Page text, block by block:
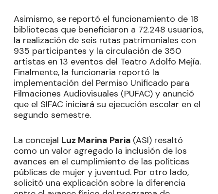
Asimismo, se reportó el funcionamiento de 18
bibliotecas que beneficiaron a 72.248 usuarios,
la realización de seis rutas patrimoniales con
935 participantes y la circulación de 350
artistas en 13 eventos del Teatro Adolfo Mejía.
Finalmente, la funcionaria reportó la
implementación del Permiso Unificado para
Filmaciones Audiovisuales (PUFAC) y anunció
que el SIFAC iniciará su ejecución escolar en el
segundo semestre.
La concejal Luz Marina Paria (ASI) resaltó
como un valor agregado la inclusión de los
avances en el cumplimiento de las políticas
públicas de mujer y juventud. Por otro lado,
solicitó una explicación sobre la diferencia